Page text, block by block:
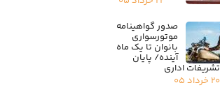
صدور گواهینامه
موتورسواری
بانوان تا یک ماه
آینده/ پایان
تشریفات اداری
۲۰ خرداد ۰۵